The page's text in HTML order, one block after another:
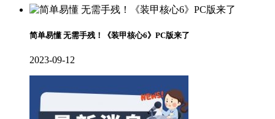
简单易懂 无需手残！《装甲核心6》PC版来了
2023-09-12